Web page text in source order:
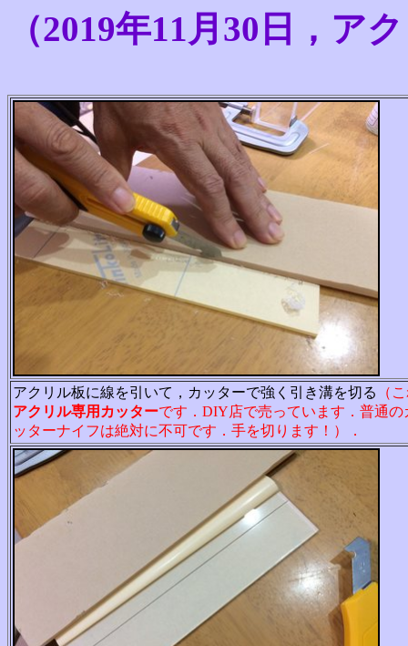
（2019年11月30日，ア
アクリル板に線を引いて，カッターで強く引き溝を切る
（
アクリル専用カッターです．DIY店で売っています．普通の
ッターナイフは絶対に不可です．手を切ります！）．